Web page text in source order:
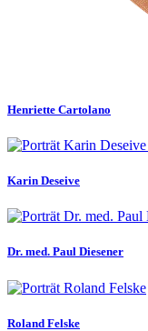
Henriette Cartolano
Karin Deseive
Dr. med. Paul Diesener
Roland Felske